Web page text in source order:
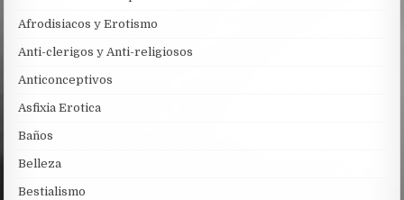
Afrodisiacos y Erotismo
Anti-clerigos y Anti-religiosos
Anticonceptivos
Asfixia Erotica
Baños
Belleza
Bestialismo